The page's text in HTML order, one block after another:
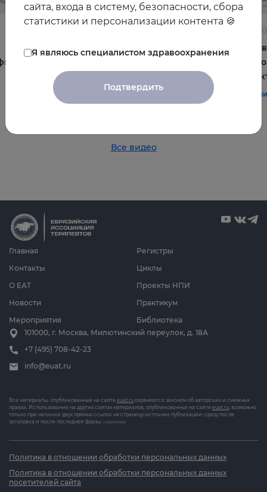
Постменопауза на приёме: алгоритмы для
#терапия #женское_здоровье
и
и
Все видео
Главная
О ЕАТ
Новости
Мероприятия
Циклы
Проекты НПИ
Практикум
Библиотека
Регистры
Контакты
101000, г. Москва, Милютинский переулок, д. 18А
+7 (495) 708-42-23
info@euat.ru
Все материалы, опубликованные на сайте euat.ru охраняются законом об авторских и смежных
правах. Использование на других сайтах материалов, опубликованных на сайте euat.ru, возможно
только при наличии двух прямых ссылок на страницу-источник публикации: сразу после
заголовка и после последней фразы. v202607031833
Политика в отношении обработки персональных данных
Политика в отношении обработки персональных данных
посетителей сайта
сайта, входа в систему, безопасности, сбора
статистики и персонализации контента 🍪
Я являюсь специалистом здравоохранения
Подтвердить